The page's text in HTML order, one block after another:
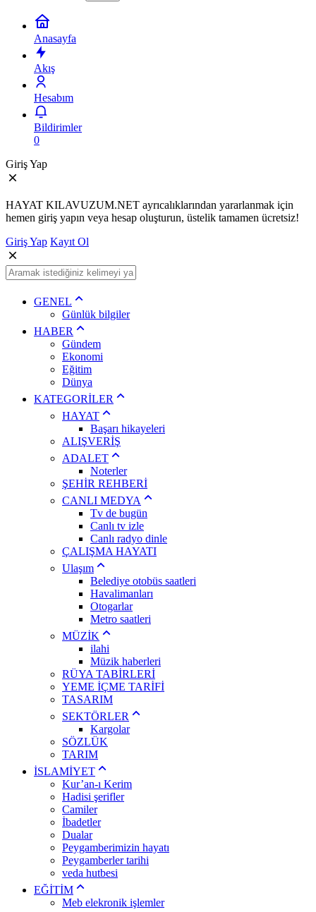
Anasayfa
Akış
Hesabım
Bildirimler
0
Giriş Yap
HAYAT KILAVUZUM.NET ayrıcalıklarından yararlanmak için
hemen giriş yapın veya hesap oluşturun, üstelik tamamen ücretsiz!
Giriş Yap Kayıt Ol
GENEL
Günlük bilgiler
HABER
Gündem
Ekonomi
Eğitim
Dünya
KATEGORİLER
HAYAT
Başarı hikayeleri
ALIŞVERİŞ
ADALET
Noterler
ŞEHİR REHBERİ
CANLI MEDYA
Tv de bugün
Canlı tv izle
Canlı radyo dinle
ÇALIŞMA HAYATI
Ulaşım
Belediye otobüs saatleri
Havalimanları
Otogarlar
Metro saatleri
MÜZİK
ilahi
Müzik haberleri
RÜYA TABİRLERİ
YEME İÇME TARİFİ
TASARIM
SEKTÖRLER
Kargolar
SÖZLÜK
TARIM
İSLAMİYET
Kur’an-ı Kerim
Hadisi şerifler
Camiler
İbadetler
Dualar
Peygamberimizin hayatı
Peygamberler tarihi
veda hutbesi
EĞİTİM
Meb elekronik işlemler